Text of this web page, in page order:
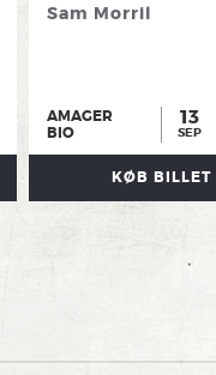
Sam Morril
AMAGER
BIO
13
SEP
KØB BILLET